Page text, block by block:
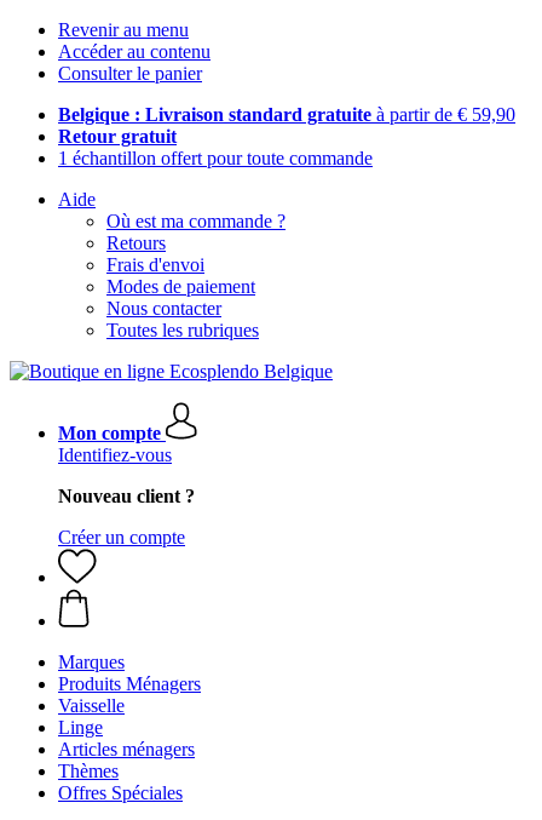
Revenir au menu
Accéder au contenu
Consulter le panier
Belgique : Livraison standard gratuite à partir de € 59,90
Retour gratuit
1 échantillon offert pour toute commande
Aide
Où est ma commande ?
Retours
Frais d'envoi
Modes de paiement
Nous contacter
Toutes les rubriques
Mon compte
Identifiez-vous
Nouveau client ?
Créer un compte
Marques
Produits Ménagers
Vaisselle
Linge
Articles ménagers
Thèmes
Offres Spéciales